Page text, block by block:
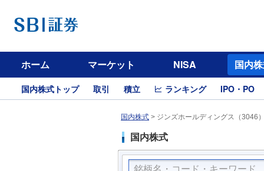
ホーム マーケット NISA 国内
国内株式トップ 取引 積立 ランキング IPO・PO
国内株式 > ジンズホールディングス（3046
国内株式